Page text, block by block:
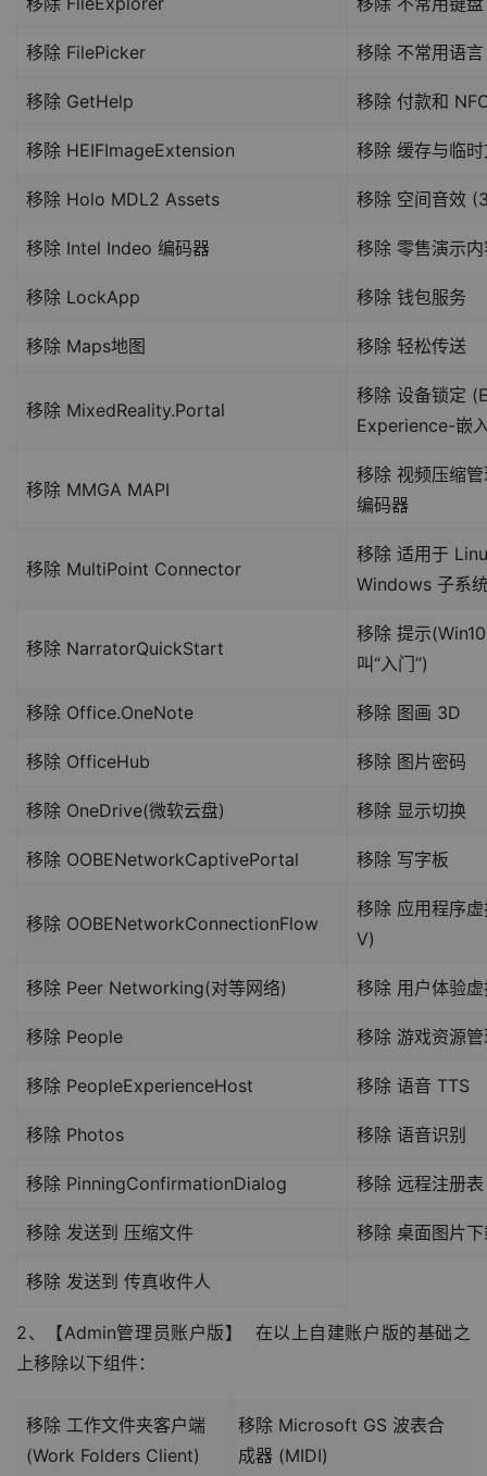
移除 FilePicker 移除 不常用语言
移除 GetHelp 移除 付款和
移除 HEIFImageExtension 移除 缓存与临
移除 Holo MDL2 Assets 移除 空间音效
移除 Intel Indeo 编码器 移除 零售演示
移除 LockApp 移除 钱包服务
移除 Maps地图 移除 轻松传送
移除 MixedReality.Portal
移除 设备锁定
Experience-嵌
移除 MMGA MAPI
移除 视频压缩
编码器
移除 MultiPoint Connector
移除 适用于
Windows 子系
移除 NarratorQuickStart
移除 提示
叫“入门”)
移除 Office.OneNote 移除 图画 3D
移除 OfficeHub 移除 图片密码
移除 OneDrive(微软云盘) 移除 显示切换
移除 OOBENetworkCaptivePortal 移除 写字板
移除 OOBENetworkConnectionFlow
移除 应用程序
V)
移除 Peer Networking(对等网络) 移除 用户体验
移除 People 移除 游戏资源
移除 PeopleExperienceHost 移除 语音 TTS
移除 Photos 移除 语音识别
移除 PinningConfirmationDialog 移除 远程注册表
移除 发送到 压缩文件 移除 桌面图片
移除 发送到 传真收件人
2、【Admin管理员账户版】  在以上自建账户版的基础之
上移除以下组件：
移除 工作文件夹客户端
(Work Folders Client)
移除 Microsoft GS 波表合
成器 (MIDI)